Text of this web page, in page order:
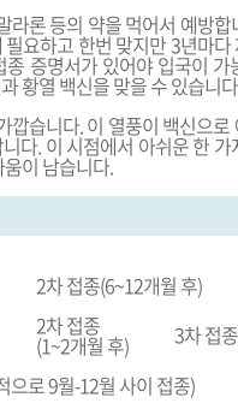
라론 등의 약을 먹어서 예방
요하고 한번 맞지만 3년마
증명서가 있어야 입국이
황열 백신을 맞을 수 있습니
깝습니다. 이 열풍이 백신으
다. 이 시점에서 아쉬운 한
이 남습니다.
2차 접종(6~12개월 후)
2차 접종
(1~2개월 후)
3차 접
으로 9월-12월 사이 접종)